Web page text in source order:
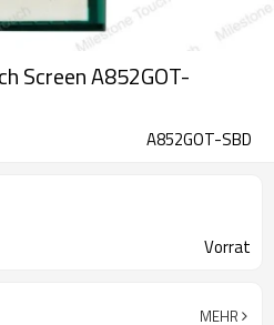
Screen A852GOT-
A852GOT-SBD
Vorrat
MEHR